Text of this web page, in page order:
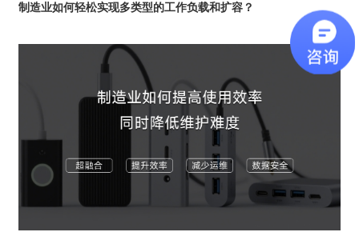
制造业如何轻松实现多类型的工作负载和扩容？